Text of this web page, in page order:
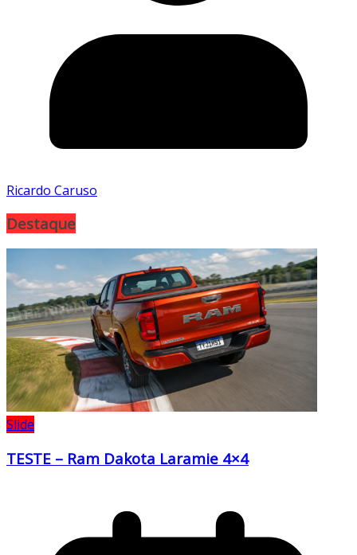
Ricardo Caruso
Destaque
Slide
TESTE – Ram Dakota Laramie 4×4